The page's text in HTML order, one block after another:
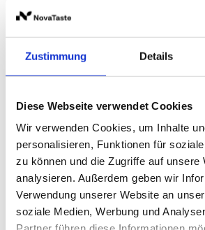
Zustimmung Details
Diese Webseite verwendet Cookies
Wir verwenden Cookies, um Inhalte
personalisieren, Funktionen für
zu können und die Zugriffe auf unsere
analysieren. Außerdem geben wir
Verwendung unserer Website an
soziale Medien, Werbung und
WI-STERIL
Preise und Verfügbarkeit sehen
eingeloggten Geschäftskunden.
Stückdruck-Produkte werden
produziert. Das kann die